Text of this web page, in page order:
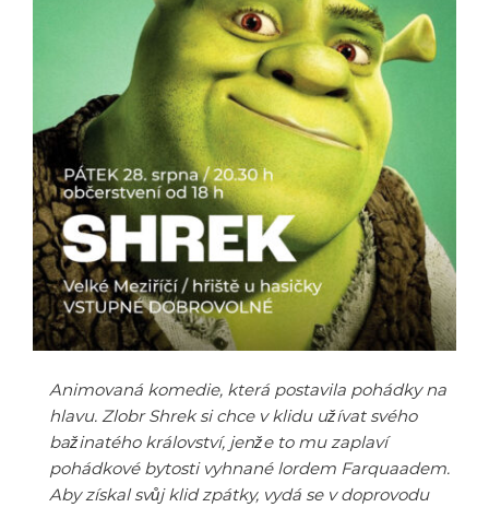
Animovaná komedie, která postavila pohádky na
hlavu. Zlobr Shrek si chce v klidu užívat svého
bažinatého království, jenže to mu zaplaví
pohádkové bytosti vyhnané lordem Farquaadem.
Aby získal svůj klid zpátky, vydá se v doprovodu